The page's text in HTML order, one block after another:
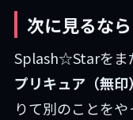
次に見るなら
Splash☆Starをま
プリキュア（無印）
りて別のことを